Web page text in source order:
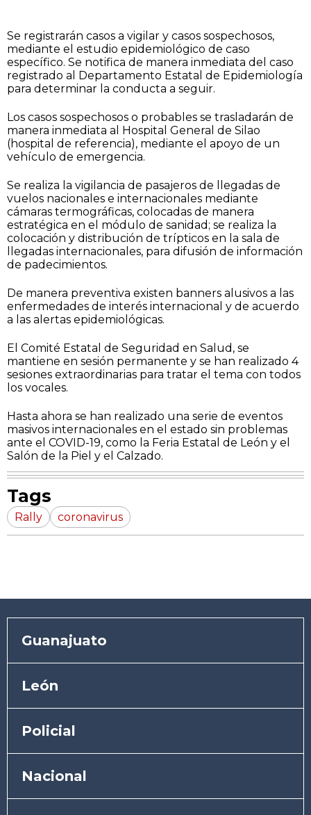
Se registrarán casos a vigilar y casos sospechosos,
mediante el estudio epidemiológico de caso
específico. Se notifica de manera inmediata del caso
registrado al Departamento Estatal de Epidemiología
para determinar la conducta a seguir.
Los casos sospechosos o probables se trasladarán de
manera inmediata al Hospital General de Silao
(hospital de referencia), mediante el apoyo de un
vehículo de emergencia.
Se realiza la vigilancia de pasajeros de llegadas de
vuelos nacionales e internacionales mediante
cámaras termográficas, colocadas de manera
estratégica en el módulo de sanidad; se realiza la
colocación y distribución de trípticos en la sala de
llegadas internacionales, para difusión de información
de padecimientos.
De manera preventiva existen banners alusivos a las
enfermedades de interés internacional y de acuerdo
a las alertas epidemiológicas.
El Comité Estatal de Seguridad en Salud, se
mantiene en sesión permanente y se han realizado 4
sesiones extraordinarias para tratar el tema con todos
los vocales.
Hasta ahora se han realizado una serie de eventos
masivos internacionales en el estado sin problemas
ante el COVID-19, como la Feria Estatal de León y el
Salón de la Piel y el Calzado.
Tags
Rally coronavirus
Guanajuato
León
Policial
Nacional